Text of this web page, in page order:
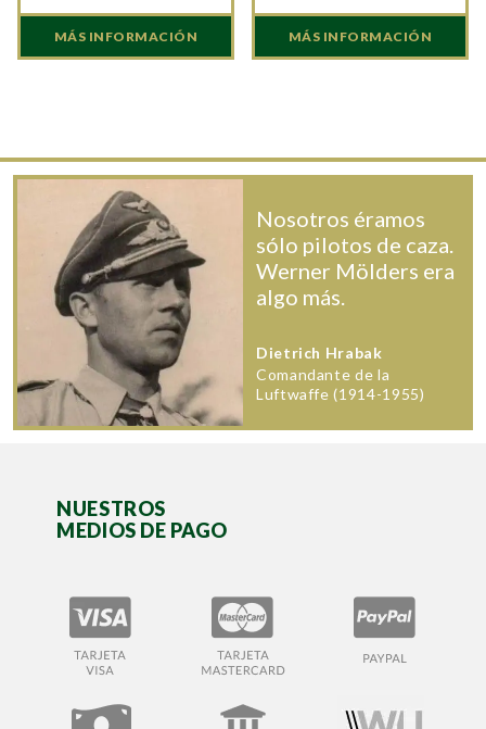
MÁS INFORMACIÓN MÁS INFORMACIÓN
Nosotros éramos
sólo pilotos de caza.
Werner Mölders era
algo más.
Dietrich Hrabak
Comandante de la
Luftwaffe (1914-1955)
NUESTROS
MEDIOS DE PAGO